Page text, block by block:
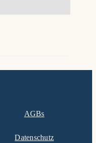
AGBs
Datenschutz